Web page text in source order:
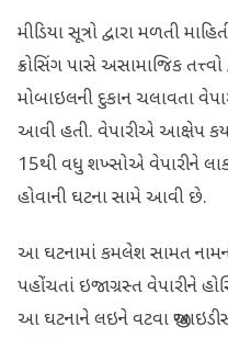
મીડિયા સૂત્રો દ્વારા મળતી
ક્રોસિંગ પાસે અસામાજિક તત્ત્વો
મોબાઇલની દુકાન ચલાવતા
આવી હતી. વેપારીએ આક્ષેપ
15થી વધુ શખ્સોએ વેપારીને
હોવાની ઘટના સામે આવી છે.
આ ઘટનામાં કમલેશ સામત
પહોંચતાં ઇજાગ્રસ્ત વેપારીને
આ ઘટનાને લઇને વટવા